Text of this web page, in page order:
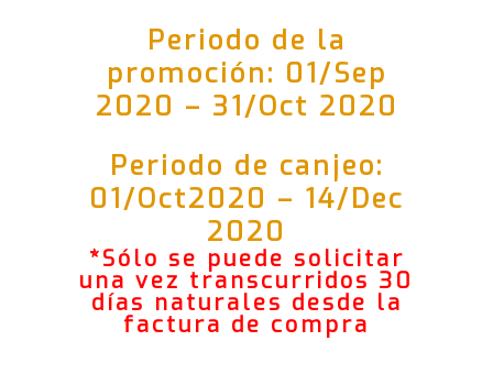
Periodo de la
promoción: 01/Sep
2020 – 31/Oct 2020
Periodo de canjeo:
01/Oct2020 – 14/Dec
2020
*Sólo se puede solicitar
una vez transcurridos 30
días naturales desde la
factura de compra